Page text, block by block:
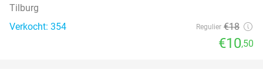
Tilburg
Verkocht: 354
Regulier €18
€10,50